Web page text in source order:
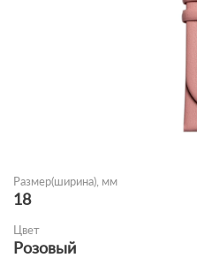
Размер(ширина), мм
18
Цвет
Розовый